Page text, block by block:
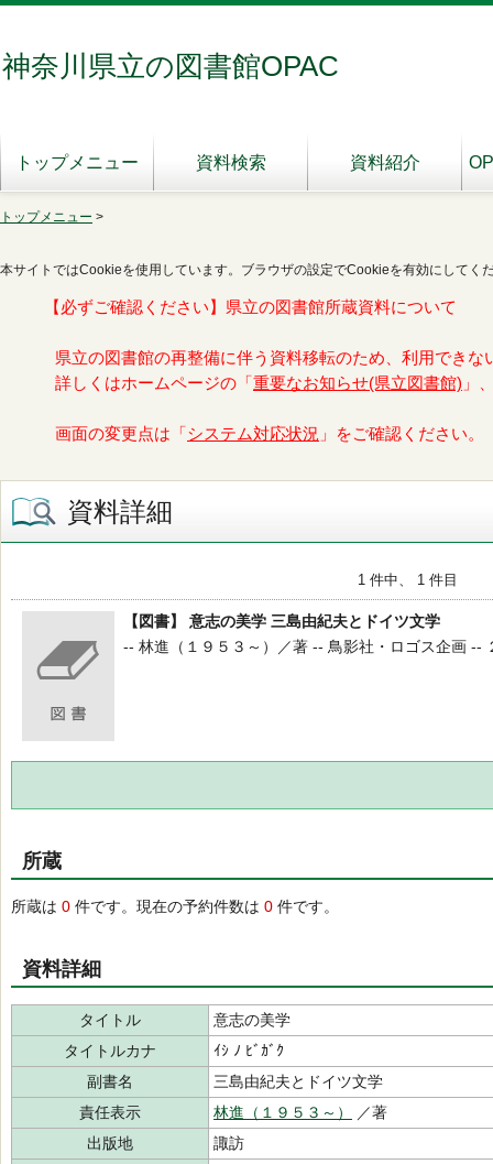
神奈川県立の図書館OPAC
トップメニュー 資料検索 資料紹介
トップメニュー >
本サイトではCookieを使用しています。ブラウザの設定でCookieを有効にしてく
【必ずご確認ください】県立の図書館所蔵資料について
県立の図書館の再整備に伴う資料移転のため、利用できな
詳しくはホームページの「 重要なお知らせ(県立図書館) 」
画面の変更点は「 システム対応状況 」をご確認ください。
資料詳細
1 件中、 1 件目
【図書】 意志の美学 三島由紀夫とドイツ文学
-- 林進（１９５３～）／著 -- 鳥影社・ロゴス企画 --
所蔵
所蔵は 0 件です。現在の予約件数は 0 件です。
資料詳細
タイトル
意志の美学
タイトルカナ
ｲｼ ﾉ ﾋﾞｶﾞｸ
副書名
三島由紀夫とドイツ文学
責任表示
林進（１９５３～）
／著
出版地
諏訪